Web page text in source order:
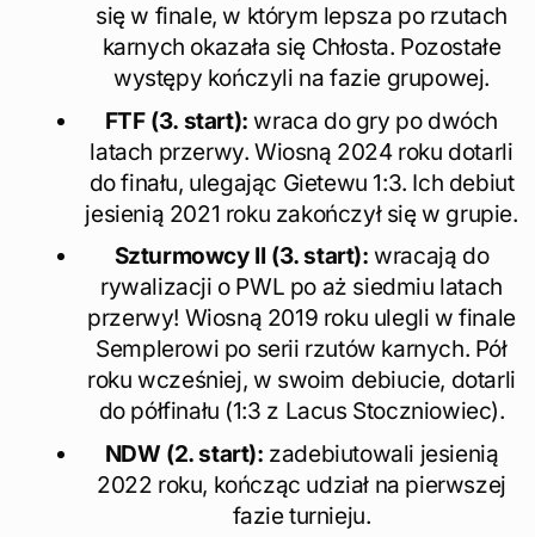
się w finale, w którym lepsza po rzutach
karnych okazała się Chłosta. Pozostałe
występy kończyli na fazie grupowej.
FTF (3. start): wraca do gry po dwóch
latach przerwy. Wiosną 2024 roku dotarli
do finału, ulegając Gietewu 1:3. Ich debiut
jesienią 2021 roku zakończył się w grupie.
Szturmowcy II (3. start): wracają do
rywalizacji o PWL po aż siedmiu latach
przerwy! Wiosną 2019 roku ulegli w finale
Semplerowi po serii rzutów karnych. Pół
roku wcześniej, w swoim debiucie, dotarli
do półfinału (1:3 z Lacus Stoczniowiec).
NDW (2. start): zadebiutowali jesienią
2022 roku, kończąc udział na pierwszej
fazie turnieju.